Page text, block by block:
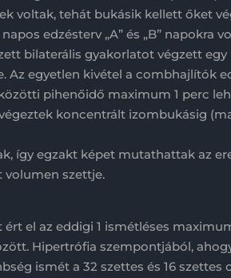
voltak, tehát bukásik kellett őket
edzésterv „A” és „B” napokra
bilaterális gyakorlatot végzett
Az egyetlen kivétel a combhajlítók
pihenőidő maximum 1 perc
koncentrált izombukásig
így egzakt képet mutathattak az
volumen szettje.
el az eddigi 1 ismétléses
Hipertrófia szempontjából,
ismét a 32 szettes és 16